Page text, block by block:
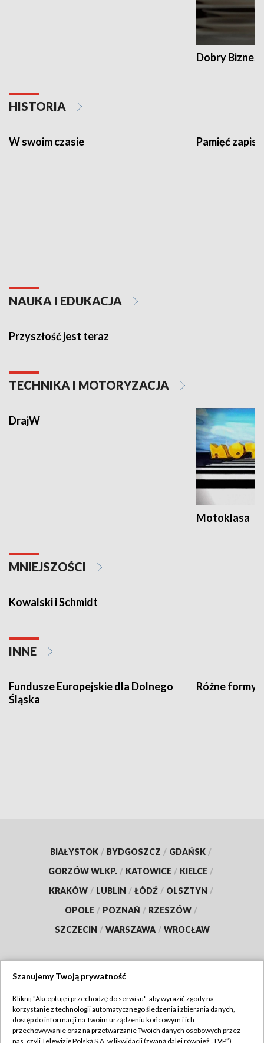
Dobry Biznes
HISTORIA
Pamięć
NAUKA I EDUKACJA
Przyszłość jest teraz
TECHNIKA I MOTORYZACJA
DrajW
Motoklasa
MNIEJSZOŚCI
Kowalski i Schmidt
INNE
Fundusze Europejskie dla Dolnego
Śląska
Różne formy
BIAŁYSTOK / BYDGOSZCZ / GDAŃSK /
GORZÓW WLKP. / KATOWICE / KIELCE /
KRAKÓW / LUBLIN / ŁÓDŹ / OLSZTYN /
OPOLE / POZNAŃ / RZESZÓW /
SZCZECIN / WARSZAWA / WROCŁAW
TVP
Abonament TVP
Regulamin TVP
Szanujemy Twoją prywatność
Kliknij "Akceptuję i przechodzę do serwisu", aby wyrazić zgody na
korzystanie z technologii automatycznego śledzenia i zbierania danych,
dostęp do informacji na Twoim urządzeniu końcowym i ich
przechowywanie oraz na przetwarzanie Twoich danych osobowych przez
nas, czyli Telewizję Polską S.A. w likwidacji (zwaną dalej również „TVP”),